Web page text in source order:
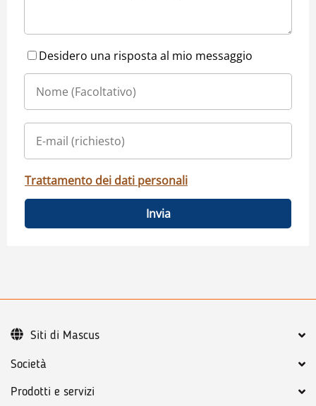
Desidero una risposta al mio messaggio
Trattamento dei dati personali
Invia
Società
Prodotti e servizi
Siti di Mascus